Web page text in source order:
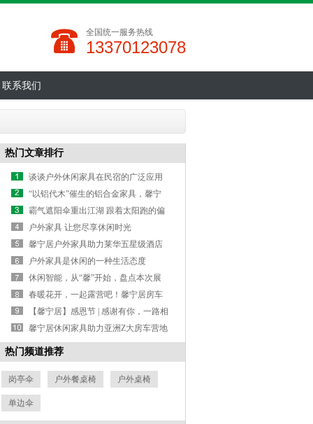
全国统一服务热线
13370123078
联系我们
热门文章排行
谈谈户外休闲家具在民宿的广泛应用
“以铝代木”催生的铝合金家具，馨宁
居走在时尚Z前沿
霸气遮阳伞重出江湖 跟着太阳跑的偏
转伞
户外家具 让您尽享休闲时光
馨宁居户外家具助力莱华五星级酒店
户外家具是休闲的一种生活态度
休闲智能，从“馨”开始，盘点本次展
览会我们带来了哪些黑科技
春暖花开，一起露营吧！馨宁居房车
户外花园全景等你来体验！
【馨宁居】感恩节 | 感谢有你，一路相
伴！
馨宁居休闲家具助力亚洲Z大房车营地
京北感受度假慢生活
热门频道推荐
岗亭伞 户外餐桌椅 户外桌椅
单边伞